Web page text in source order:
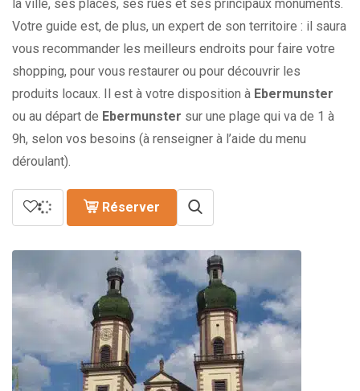
la ville, ses places, ses rues et ses principaux monuments.
Votre guide est, de plus, un expert de son territoire : il saura
vous recommander les meilleurs endroits pour faire votre
shopping, pour vous restaurer ou pour découvrir les
produits locaux. Il est à votre disposition à Ebermunster
ou au départ de Ebermunster sur une plage qui va de 1 à
9h, selon vos besoins (à renseigner à l’aide du menu
déroulant).
Réserver